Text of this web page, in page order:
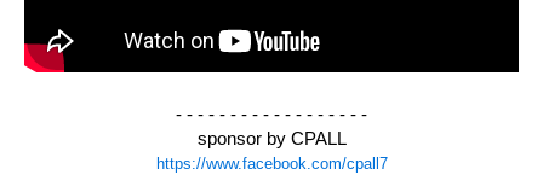
- - - - - - - - - - - - - - - - - -
sponsor by CPALL
https://www.facebook.com/cpall7